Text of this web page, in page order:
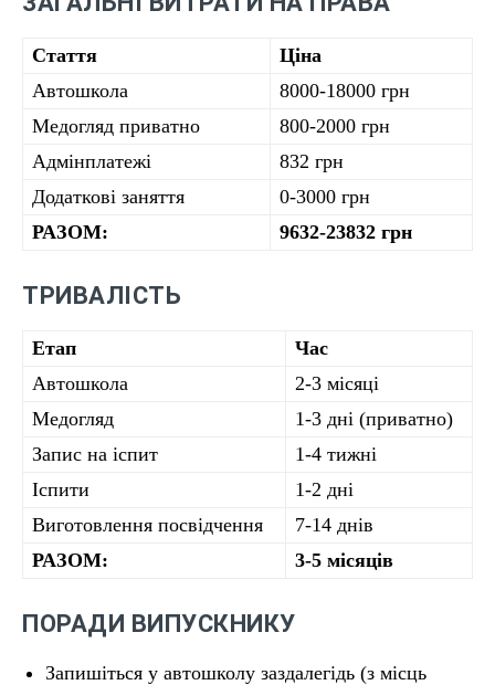
Стаття
Ціна
Автошкола
8000-18000 грн
Медогляд приватно
800-2000 грн
Адмінплатежі
832 грн
Додаткові заняття
0-3000 грн
РАЗОМ:
9632-23832 грн
ТРИВАЛІСТЬ
Етап
Час
Автошкола
2-3 місяці
Медогляд
1-3 дні (приватно)
Запис на іспит
1-4 тижні
Іспити
1-2 дні
Виготовлення посвідчення
7-14 днів
РАЗОМ:
3-5 місяців
ПОРАДИ ВИПУСКНИКУ
Запишіться у автошколу заздалегідь (з місць